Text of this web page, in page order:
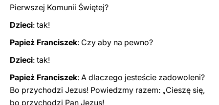
Pierwszej Komunii Świętej?
Dzieci: tak!
Papież Franciszek: Czy aby na pewno?
Dzieci: tak!
Papież Franciszek: A dlaczego jesteście zadowoleni?
Bo przychodzi Jezus! Powiedzmy razem: „Cieszę się,
bo przychodzi Pan Jezus!